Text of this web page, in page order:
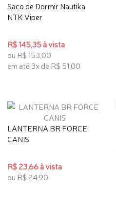
Saco de Dormir Nautika
NTK Viper
R$ 145,35 à vista
ou R$ 153,00
em até 3x de R$ 51,00
LANTERNA BR FORCE
CANIS
R$ 23,66 à vista
ou R$ 24,90